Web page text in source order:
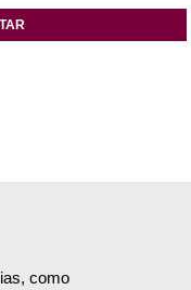
como
& Pagamentos